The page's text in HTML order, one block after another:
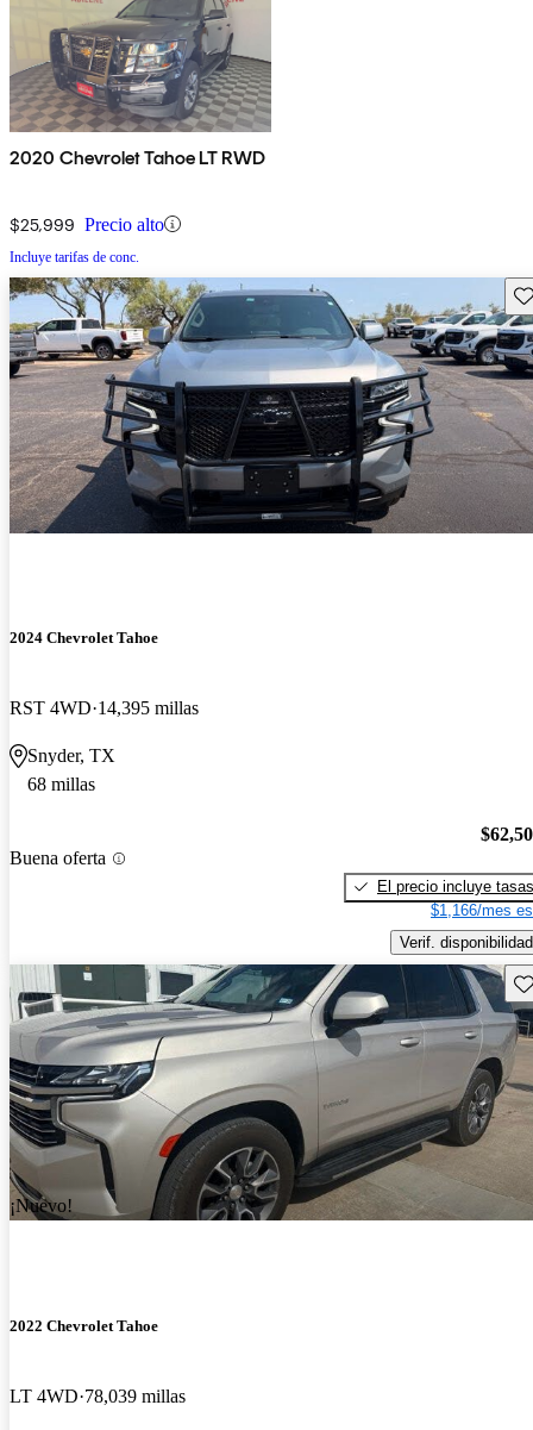
2020 Chevrolet Tahoe LT RWD
$25,999 Precio alto
Incluye tarifas de conc.
2024 Chevrolet Tahoe
RST 4WD 14,395 millas
Snyder, TX
68 millas
Buena oferta
El precio incluye tasas
$1,166/mes
Verif. disponibilidad
¡Nuevo!
2022 Chevrolet Tahoe
LT 4WD 78,039 millas